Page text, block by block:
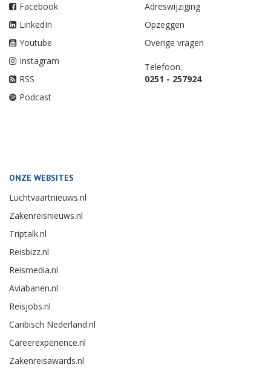
Facebook
LinkedIn
Youtube
Instagram
RSS
Podcast
Adreswijziging
Opzeggen
Overige vragen
Telefoon:
0251 - 257924
ONZE WEBSITES
Luchtvaartnieuws.nl
Zakenreisnieuws.nl
Triptalk.nl
Reisbizz.nl
Reismedia.nl
Aviabanen.nl
Reisjobs.nl
Caribisch Nederland.nl
Careerexperience.nl
Zakenreisawards.nl